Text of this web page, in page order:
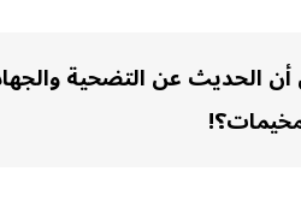
الحديث عن التضحية